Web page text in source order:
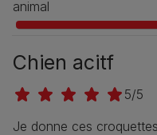
animal
Chien acitf
5/5
Je donne ces